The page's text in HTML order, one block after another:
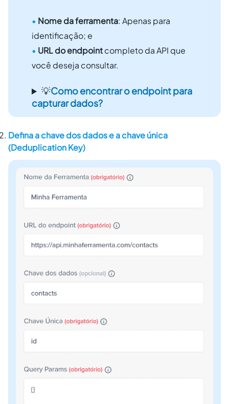
• Nome da ferramenta: Apenas para
identificação; e
• URL do endpointcompleto da API que
você deseja consultar.
💡Como encontrar o endpoint para
capturar dados?
Defina a chave dos dados e a chave única
(Deduplication Key)